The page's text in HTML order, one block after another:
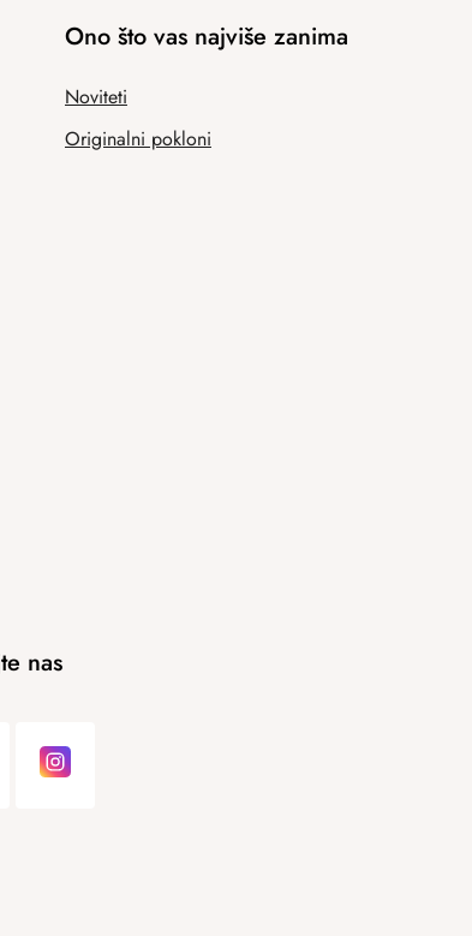
Ono što vas najviše zanima
Noviteti
Originalni pokloni
nas